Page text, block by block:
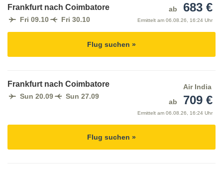
Frankfurt nach Coimbatore
Fri 09.10 Fri 30.10
ab 683 €
Ermittelt am 06.08.26, 16:24 Uhr
Flug suchen »
Frankfurt nach Coimbatore
Sun 20.09 Sun 27.09
Air India
ab
709 €
Ermittelt am 06.08.26, 16:24 Uhr
Flug suchen »